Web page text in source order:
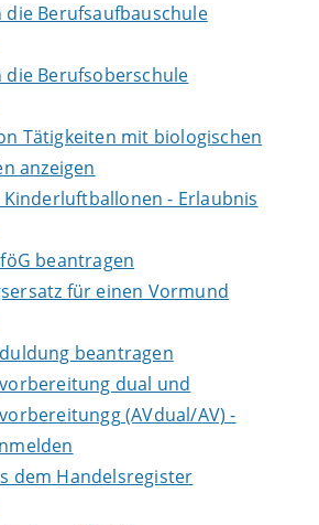
die Berufsaufbauschule
die Berufsoberschule
Tätigkeiten mit biologischen
anzeigen
- Erlaubnis
beantragen
für einen Vormund
beantragen
dual und
(AVdual/AV) -
dem Handelsregister